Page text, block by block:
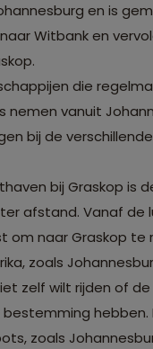
en is
Witbank en
die
nemen vanuit
bij de
bij Graskop is
afstand. Vanaf
naar Graskop
zoals
zelf wilt rijden of
zoals